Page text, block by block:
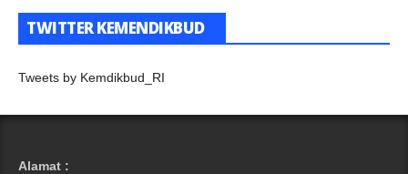
TWITTER KEMENDIKBUD
Tweets by Kemdikbud_RI
Alamat :